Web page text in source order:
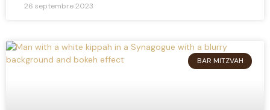
26 septembre 2023
BAR MITZVAH